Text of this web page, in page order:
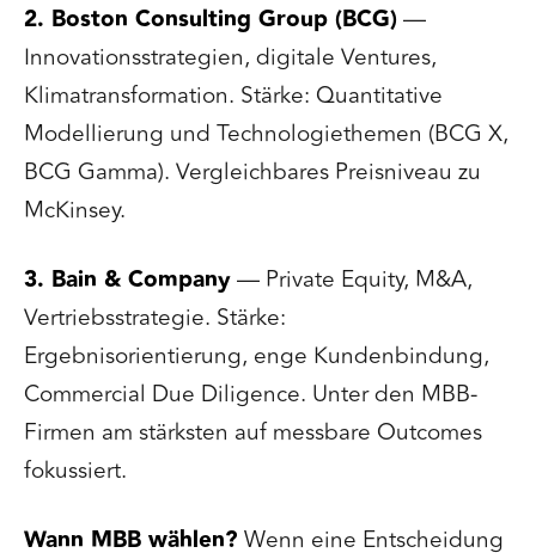
2. Boston Consulting Group (BCG)—
Innovationsstrategien, digitale Ventures,
Klimatransformation. Stärke: Quantitative
Modellierung und Technologiethemen (BCG X,
BCG Gamma). Vergleichbares Preisniveau zu
McKinsey.
3. Bain & Company— Private Equity, M&A,
Vertriebsstrategie. Stärke:
Ergebnisorientierung, enge Kundenbindung,
Commercial Due Diligence. Unter den MBB-
Firmen am stärksten auf messbare Outcomes
fokussiert.
Wann MBB wählen? Wenn eine Entscheidung